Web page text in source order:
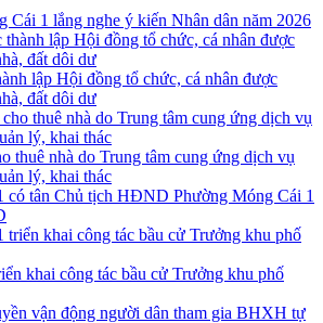
Cái 1 lắng nghe ý kiến Nhân dân năm 2026
lập Hội đồng tổ chức, cá nhân được
đất dôi dư
thuê nhà do Trung tâm cung ứng dịch vụ
lý, khai thác
Phường Móng Cái 1
khai công tác bầu cử Trưởng khu phố